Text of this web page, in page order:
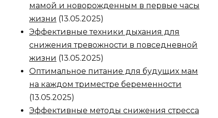
мамой и новорожденным в первые часы
жизни (13.05.2025)
Эффективные техники дыхания для
снижения тревожности в повседневной
жизни (13.05.2025)
Оптимальное питание для будущих мам
на каждом триместре беременности
(13.05.2025)
Эффективные методы снижения стресса